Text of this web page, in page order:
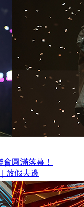
圓滿落幕！
放假去邊